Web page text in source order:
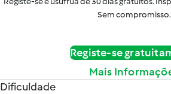
Sem compromisso.
Registe-se
Mais
Dificuldade